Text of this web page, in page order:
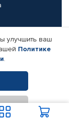
улучшить ваш
Политике
.
В корзину